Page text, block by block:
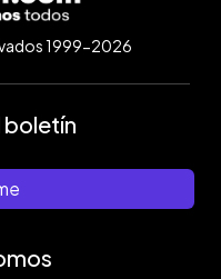
1999-2026
boletín